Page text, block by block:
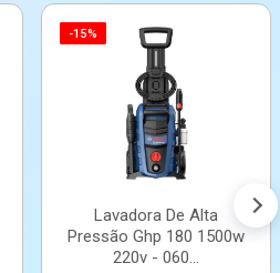
-15%
Lavadora De Alta
Pressão Ghp 180 1500w
220v - 060...